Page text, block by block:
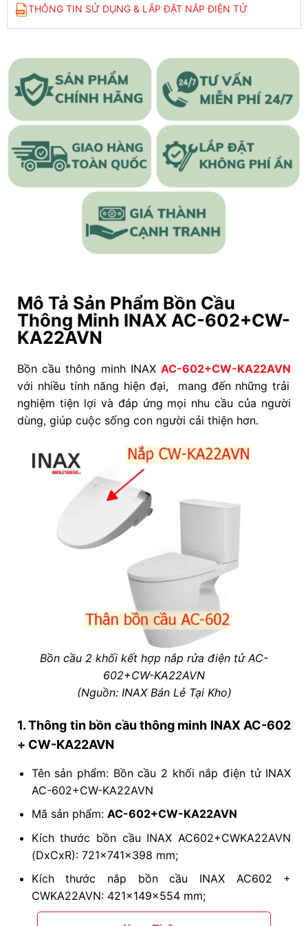
THÔNG TIN SỬ DỤNG & LẮP ĐẶT NẮP ĐIỆN TỬ
Mô Tả Sản Phẩm Bồn Cầu
Thông Minh INAX AC-602+CW-
KA22AVN
Bồn cầu thông minh INAXAC-602+CW-KA22AVN
với nhiều tính năng hiện đại, mang đến những trải
nghiệm tiện lợi và đáp ứng mọi nhu cầu của người
dùng, giúp cuộc sống con người cải thiện hơn.
Bồn cầu 2 khối kết hợp nắp rửa điện tử AC-
602+CW-KA22AVN
(Nguồn: INAX Bán Lẻ Tại Kho)
1. Thông tin bồn cầu thông minh INAX AC-602
+ CW-KA22AVN
Tên sản phẩm: Bồn cầu 2 khối nắp điện tử INAX
AC-602+CW-KA22AVN
Mã sản phẩm: AC-602+CW-KA22AVN
Kích thước bồn cầu INAX AC602+CWKA22AVN
(DxCxR): 721x741x398 mm;
Kích thước nắp bồn cầu INAXAC602 +
CWKA22AVN: 421x149x554 mm;